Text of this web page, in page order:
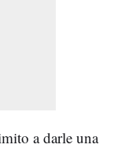
a darle una